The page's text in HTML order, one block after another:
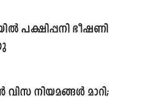
പക്ഷിപ്പനി ഭീഷണി
നിയമങ്ങൾ മാറി;